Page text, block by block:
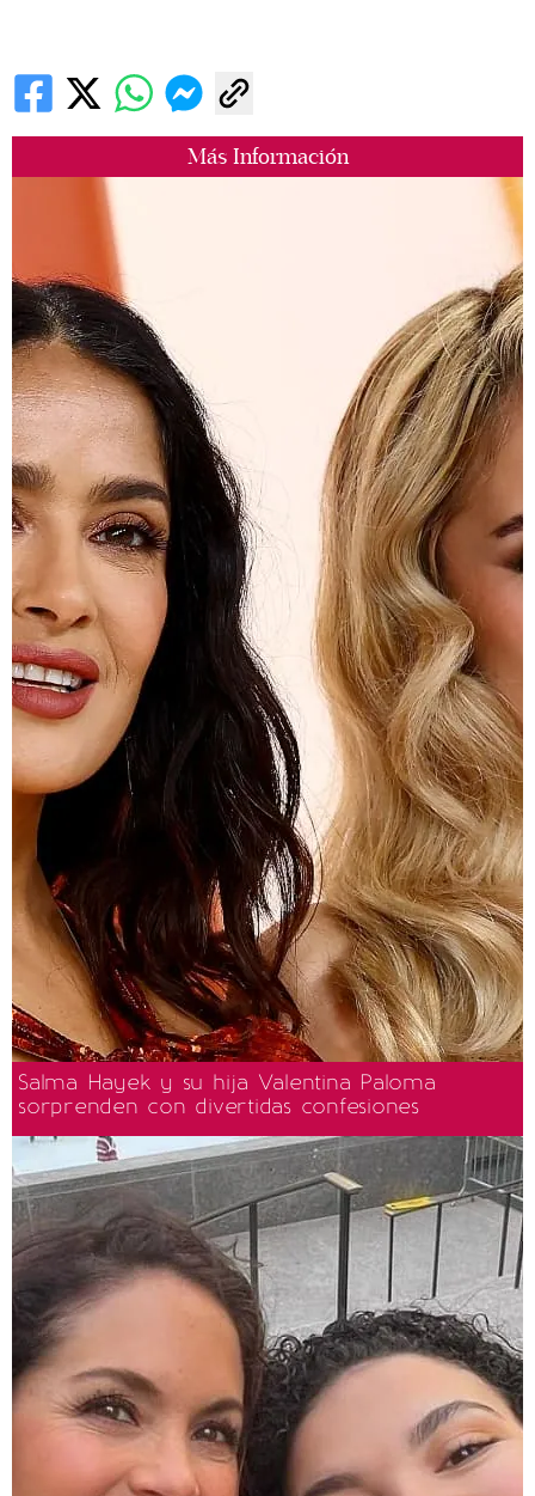
Más Información
Salma Hayek y su hija Valentina Paloma
sorprenden con divertidas confesiones